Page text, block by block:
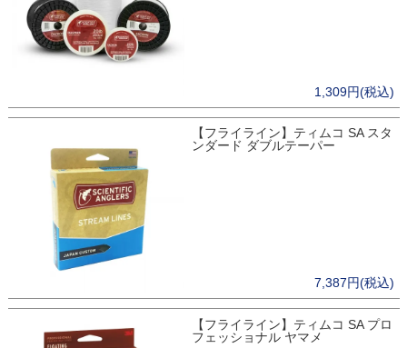
1,309円(税込)
【フライライン】ティムコ SA スタ
ンダード ダブルテーパー
7,387円(税込)
【フライライン】ティムコ SA プロ
フェッショナル ヤマメ